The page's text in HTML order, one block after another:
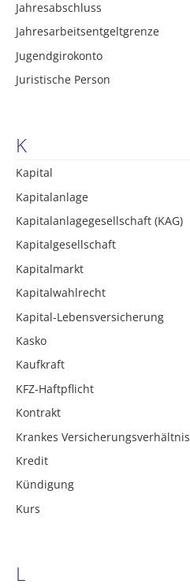
Jahresabschluss
Jahresarbeitsentgeltgrenze
Jugendgirokonto
Juristische Person
K
Kapital
Kapitalanlage
Kapitalanlagegesellschaft (KAG)
Kapitalgesellschaft
Kapitalmarkt
Kapitalwahlrecht
Kapital-Lebensversicherung
Kasko
Kaufkraft
KFZ-Haftpflicht
Kontrakt
Krankes Versicherungsverhältnis
Kredit
Kündigung
Kurs
L